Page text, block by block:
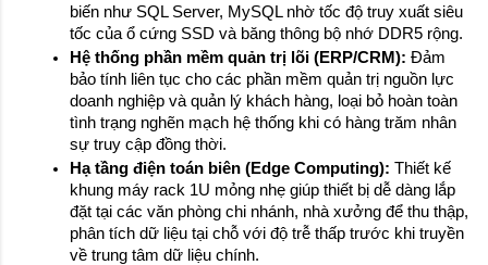
biến như SQL Server, MySQL nhờ tốc độ truy xuất siêu
tốc của ổ cứng SSD và băng thông bộ nhớ DDR5 rộng.
Hệ thống phần mềm quản trị lõi (ERP/CRM): Đảm
bảo tính liên tục cho các phần mềm quản trị nguồn lực
doanh nghiệp và quản lý khách hàng, loại bỏ hoàn toàn
tình trạng nghẽn mạch hệ thống khi có hàng trăm nhân
sự truy cập đồng thời.
Hạ tầng điện toán biên (Edge Computing): Thiết kế
khung máy rack 1U mỏng nhẹ giúp thiết bị dễ dàng lắp
đặt tại các văn phòng chi nhánh, nhà xưởng để thu thập,
phân tích dữ liệu tại chỗ với độ trễ thấp trước khi truyền
về trung tâm dữ liệu chính.